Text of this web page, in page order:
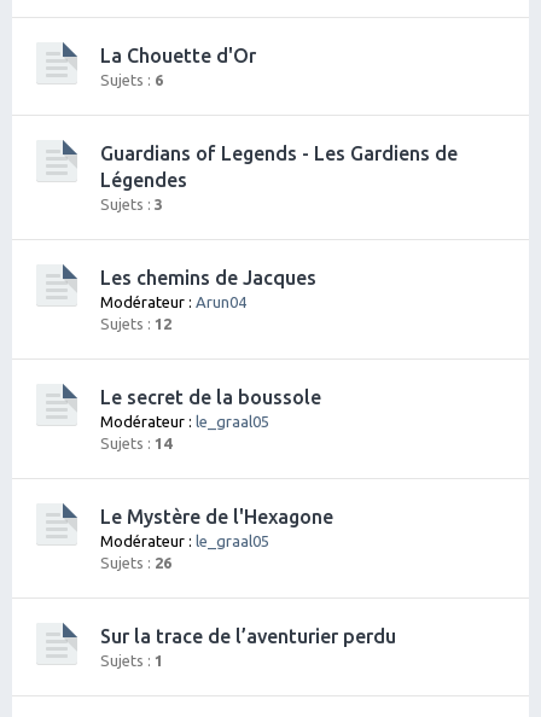
La Chouette d'Or
Sujets : 6
Guardians of Legends - Les Gardiens de
Légendes
Sujets : 3
Les chemins de Jacques
Modérateur : Arun04
Sujets : 12
Le secret de la boussole
Modérateur : le_graal05
Sujets : 14
Le Mystère de l'Hexagone
Modérateur : le_graal05
Sujets : 26
Sur la trace de l’aventurier perdu
Sujets : 1